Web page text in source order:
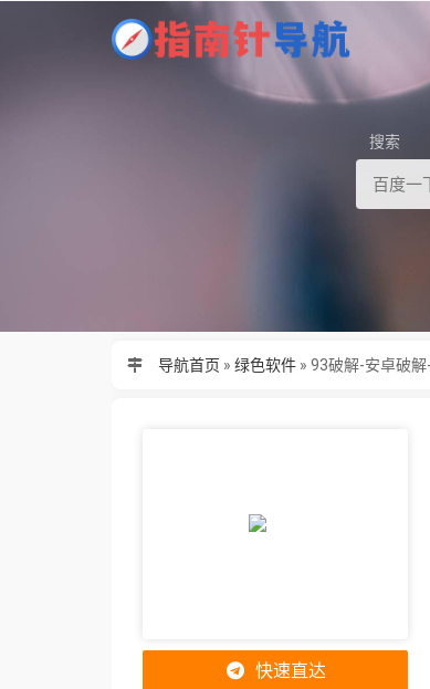
搜索
导航首页 » 绿色软件» 93破解-安卓破
快速直达